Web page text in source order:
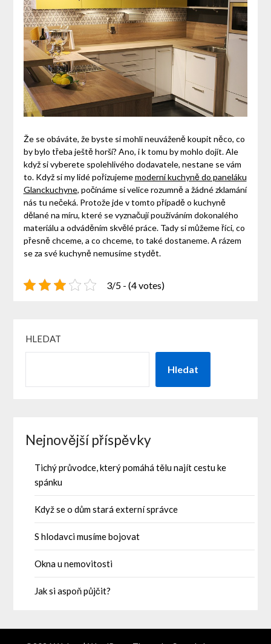
Že se obáváte, že byste si mohli neuváženě koupit něco, co
by bylo třeba ještě horší? Ano, i k tomu by mohlo dojít. Ale
když si vyberete spolehlivého dodavatele, nestane se vám
to. Když si my lidé pořizujememoderní kuchyně do paneláku
Glanckuchyne, počínáme si velice rozumně a žádné zklamání
nás tu nečeká. Protože jde v tomto případě o kuchyně
dělané na míru, které se vyznačují používáním dokonalého
materiálu a odváděním skvělé práce. Tady si můžeme říci, co
přesně chceme, a co chceme, to také dostaneme. A rázem
se za své kuchyně nemusíme stydět.
3/5 - (4 votes)
HLEDAT
Hledat
Nejnovější příspěvky
Tichý průvodce, který pomáhá tělu najít cestu ke
spánku
Když se o dům stará externí správce
S hlodavci musíme bojovat
Okna u nemovitosti
Jak si aspoň půjčit?